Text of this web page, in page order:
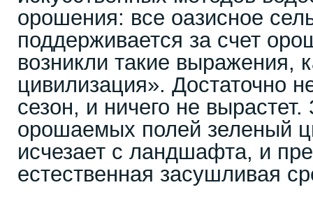
орошения: все оазисное
поддерживается за счет
возникли такие выражения,
цивилизация». Достаточно
сезон, и ничего не
орошаемых полей зеленый
исчезает с ландшафта, и
естественная засушливая